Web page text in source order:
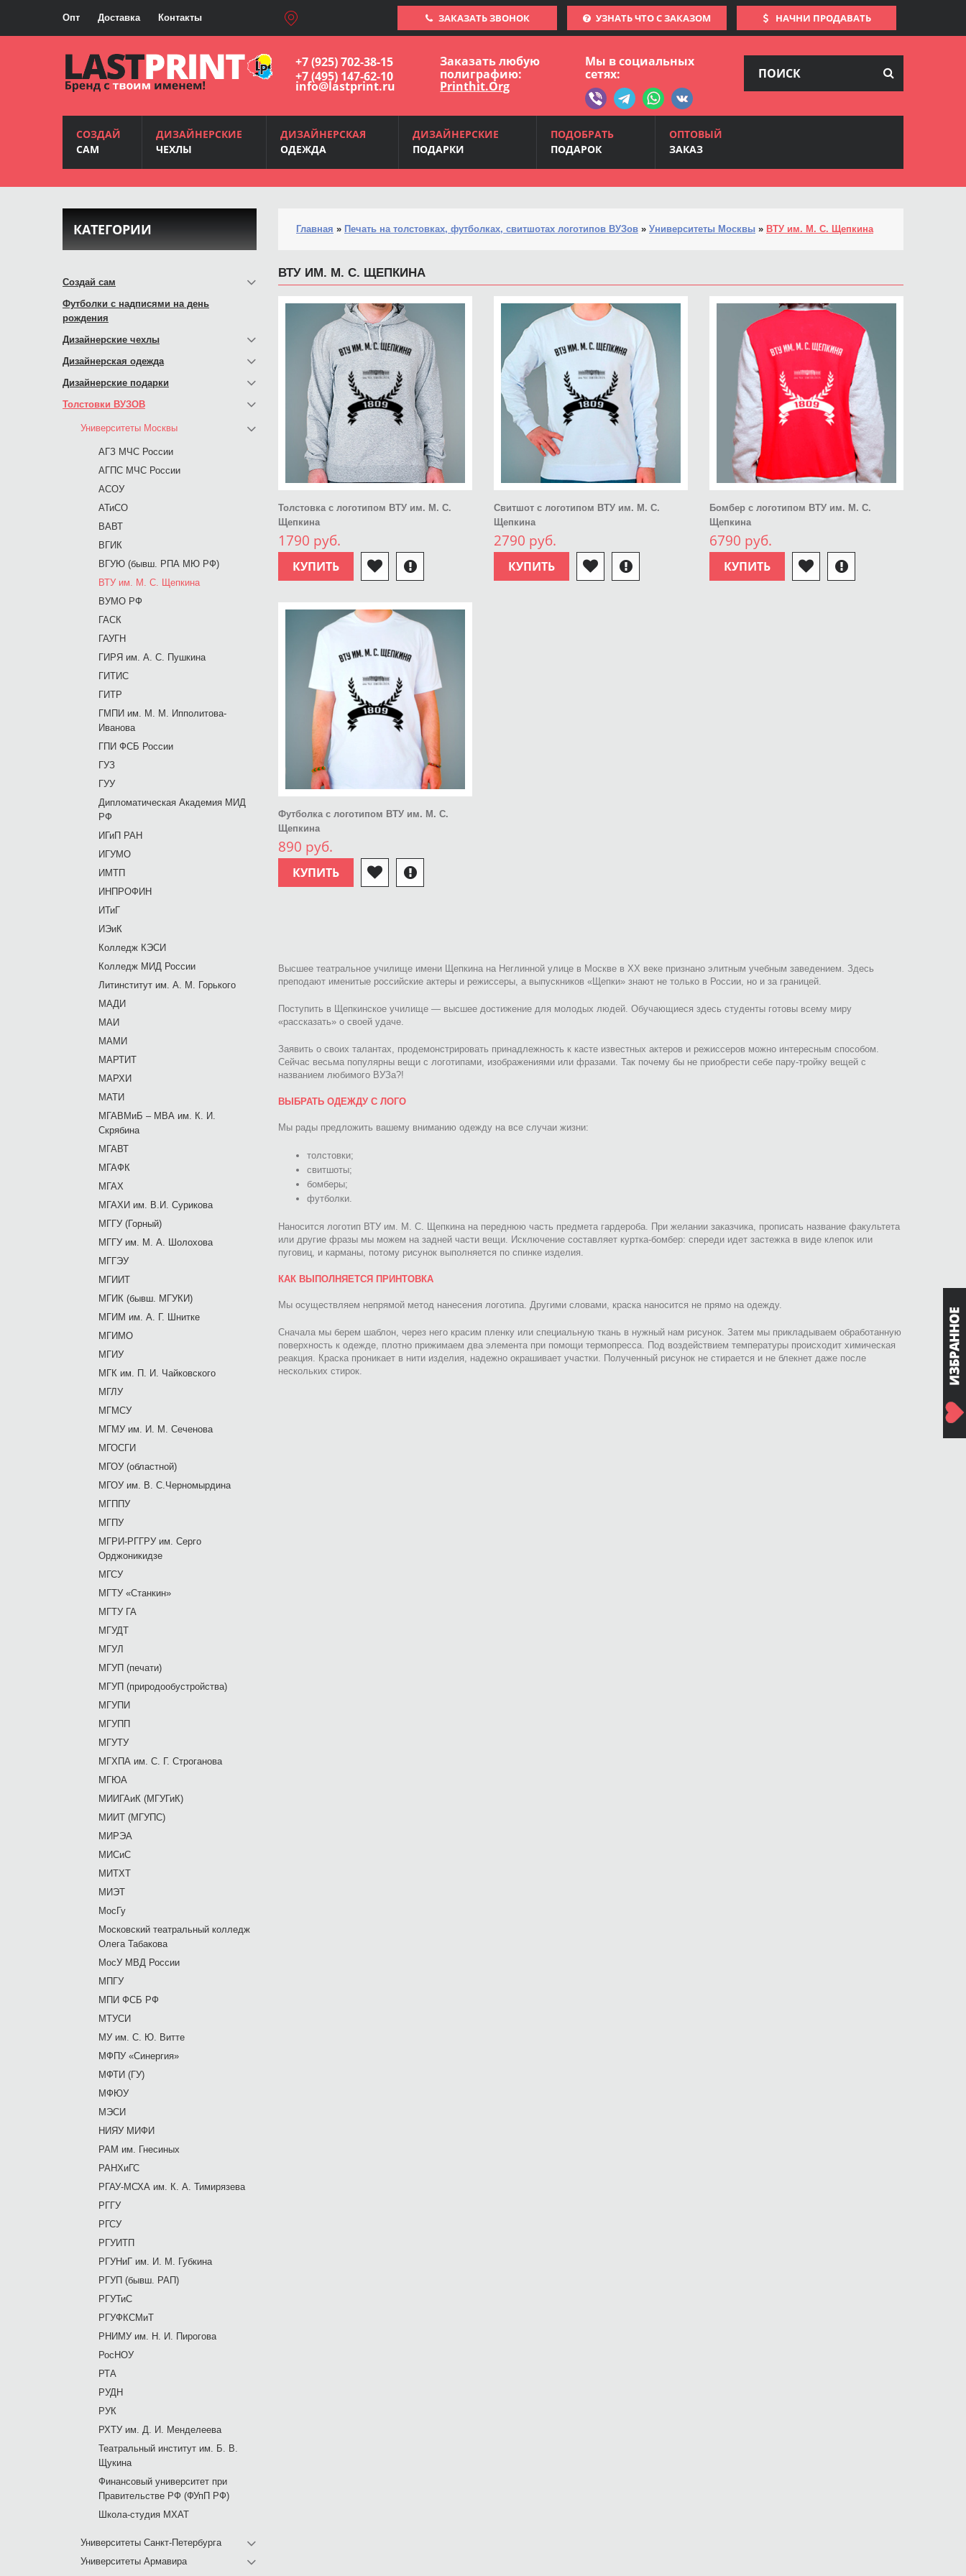
Опт Доставка Контакты ЗАКАЗАТЬ ЗВОНОК УЗНАТЬ ЧТО С ЗАКАЗОМ НАЧНИ ПРОДАВАТЬ
+7 (925) 702-38-15
+7 (495) 147-62-10
info@lastprint.ru
Заказать любую
полиграфию:
Printhit.Org
Мы в социальных
сетях:
СОЗДАЙ
САМ
ДИЗАЙНЕРСКИЕ
ЧЕХЛЫ
ДИЗАЙНЕРСКАЯ
ОДЕЖДА
ДИЗАЙНЕРСКИЕ
ПОДАРКИ
ПОДОБРАТЬ
ПОДАРОК
ОПТОВЫЙ
ЗАКАЗ
Главная » Печать на толстовках, футболках, свитшотах логотипов ВУЗов » Университеты Москвы » ВТУ им. М. С. Щепкина
ВТУ ИМ. М. С. ЩЕПКИНА
Толстовка с логотипом ВТУ им. М. С.
Щепкина
1790 руб.
КУПИТЬ
Свитшот с логотипом ВТУ им. М. С.
Щепкина
2790 руб.
КУПИТЬ
Бомбер с логотипом ВТУ им. М. С.
Щепкина
6790 руб.
КУПИТЬ
Футболка с логотипом ВТУ им. М. С.
Щепкина
890 руб.
КУПИТЬ
Высшее театральное училище имени Щепкина на Неглинной улице в Москве в XX веке признано элитным учебным заведением. Здесь
преподают именитые российские актеры и режиссеры, а выпускников «Щепки» знают не только в России, но и за границей.
Поступить в Щепкинское училище — высшее достижение для молодых людей. Обучающиеся здесь студенты готовы всему миру
«рассказать» о своей удаче.
Заявить о своих талантах, продемонстрировать принадлежность к касте известных актеров и режиссеров можно интересным способом.
Сейчас весьма популярны вещи с логотипами, изображениями или фразами. Так почему бы не приобрести себе пару-тройку вещей с
названием любимого ВУЗа?!
ВЫБРАТЬ ОДЕЖДУ С ЛОГО
Мы рады предложить вашему вниманию одежду на все случаи жизни:
толстовки;
свитшоты;
бомберы;
футболки.
Наносится логотип ВТУ им. М. С. Щепкина на переднюю часть предмета гардероба. При желании заказчика, прописать название факультета
или другие фразы мы можем на задней части вещи. Исключение составляет куртка-бомбер: спереди идет застежка в виде клепок или
пуговиц, и карманы, потому рисунок выполняется по спинке изделия.
КАК ВЫПОЛНЯЕТСЯ ПРИНТОВКА
Мы осуществляем непрямой метод нанесения логотипа. Другими словами, краска наносится не прямо на одежду.
Сначала мы берем шаблон, через него красим пленку или специальную ткань в нужный нам рисунок. Затем мы прикладываем обработанную
поверхность к одежде, плотно прижимаем два элемента при помощи термопресса. Под воздействием температуры происходит химическая
реакция. Краска проникает в нити изделия, надежно окрашивает участки. Полученный рисунок не стирается и не блекнет даже после
нескольких стирок.
КАТЕГОРИИ
Создай сам
Футболки с надписями на день
рождения
Дизайнерские чехлы
Дизайнерская одежда
Дизайнерские подарки
Толстовки ВУЗОВ
Университеты Москвы
АГЗ МЧС России
АГПС МЧС России
АСОУ
АТиСО
ВАВТ
ВГИК
ВГУЮ (бывш. РПА МЮ РФ)
ВТУ им. М. С. Щепкина
ВУМО РФ
ГАСК
ГАУГН
ГИРЯ им. А. С. Пушкина
ГИТИС
ГИТР
ГМПИ им. М. М. Ипполитова-
Иванова
ГПИ ФСБ России
ГУЗ
ГУУ
Дипломатическая Академия МИД
РФ
ИГиП РАН
ИГУМО
ИМТП
ИНПРОФИН
ИТиГ
ИЭиК
Колледж КЭСИ
Колледж МИД России
Литинститут им. А. М. Горького
МАДИ
МАИ
МАМИ
МАРТИТ
МАРХИ
МАТИ
МГАВМиБ – МВА им. К. И.
Скрябина
МГАВТ
МГАФК
МГАХ
МГАХИ им. В.И. Сурикова
МГГУ (Горный)
МГГУ им. М. А. Шолохова
МГГЭУ
МГИИТ
МГИК (бывш. МГУКИ)
МГИМ им. А. Г. Шнитке
МГИМО
МГИУ
МГК им. П. И. Чайковского
МГЛУ
МГМСУ
МГМУ им. И. М. Сеченова
МГОСГИ
МГОУ (областной)
МГОУ им. В. С.Черномырдина
МГППУ
МГПУ
МГРИ-РГГРУ им. Серго
Орджоникидзе
МГСУ
МГТУ «Станкин»
МГТУ ГА
МГУДТ
МГУЛ
МГУП (печати)
МГУП (природообустройства)
МГУПИ
МГУПП
МГУТУ
МГХПА им. С. Г. Строганова
МГЮА
МИИГАиК (МГУГиК)
МИИТ (МГУПС)
МИРЭА
МИСиС
МИТХТ
МИЭТ
МосГу
Московский театральный колледж
Олега Табакова
МосУ МВД России
МПГУ
МПИ ФСБ РФ
МТУСИ
МУ им. С. Ю. Витте
МФПУ «Синергия»
МФТИ (ГУ)
МФЮУ
МЭСИ
НИЯУ МИФИ
РАМ им. Гнесиных
РАНХиГС
РГАУ-МСХА им. К. А. Тимирязева
РГГУ
РГСУ
РГУИТП
РГУНиГ им. И. М. Губкина
РГУП (бывш. РАП)
РГУТиС
РГУФКСМиТ
РНИМУ им. Н. И. Пирогова
РосНОУ
РТА
РУДН
РУК
РХТУ им. Д. И. Менделеева
Театральный институт им. Б. В.
Щукина
Финансовый университет при
Правительстве РФ (ФУпП РФ)
Школа-студия МХАТ
Университеты Санкт-Петербурга
Университеты Армавира